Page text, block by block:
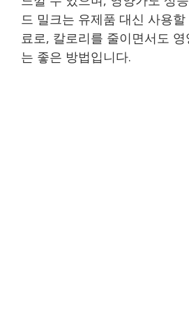
드 밀크는 유제품 대신 사용
료로, 칼로리를 줄이면서도
는 좋은 방법입니다.